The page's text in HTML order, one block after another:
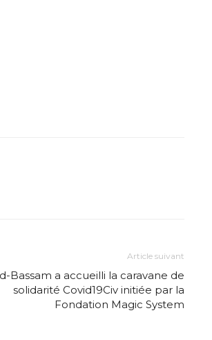
la
Article suivant
Bassam a accueilli la caravane de
solidarité Covid19Civ initiée par la
Fondation Magic System